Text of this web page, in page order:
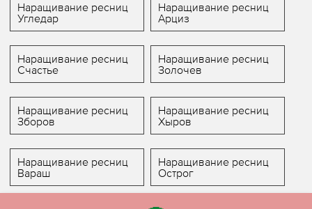
Наращивание ресниц
Угледар
Наращивание ресниц
Арциз
Наращивание ресниц
Счастье
Наращивание ресниц
Золочев
Наращивание ресниц
Зборов
Наращивание ресниц
Хыров
Наращивание ресниц
Вараш
Наращивание ресниц
Острог